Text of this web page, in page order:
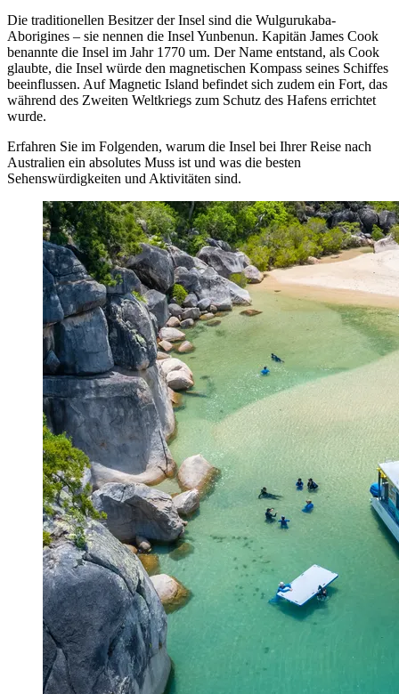
Die traditionellen Besitzer der Insel sind die Wulgurukaba-
Aborigines – sie nennen die Insel Yunbenun. Kapitän James Cook
benannte die Insel im Jahr 1770 um. Der Name entstand, als Cook
glaubte, die Insel würde den magnetischen Kompass seines Schiffes
beeinflussen. Auf Magnetic Island befindet sich zudem ein Fort, das
während des Zweiten Weltkriegs zum Schutz des Hafens errichtet
wurde.
Erfahren Sie im Folgenden, warum die Insel bei Ihrer Reise nach
Australien ein absolutes Muss ist und was die besten
Sehenswürdigkeiten und Aktivitäten sind.